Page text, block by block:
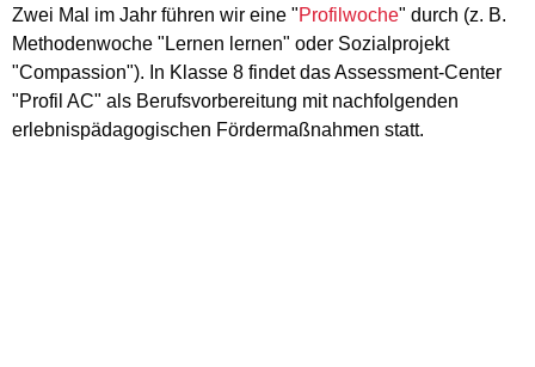
Zwei Mal im Jahr führen wir eine "Profilwoche" durch (z. B.
Methodenwoche "Lernen lernen" oder Sozialprojekt
"Compassion"). In Klasse 8 findet das Assessment-Center
"Profil AC" als Berufsvorbereitung mit nachfolgenden
erlebnispädagogischen Fördermaßnahmen statt.